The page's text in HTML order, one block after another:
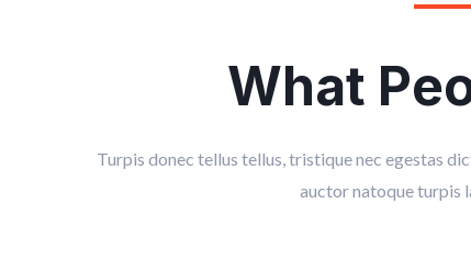
What
Turpis donec tellus tellus, tristique nec egestas
auctor natoque turpis